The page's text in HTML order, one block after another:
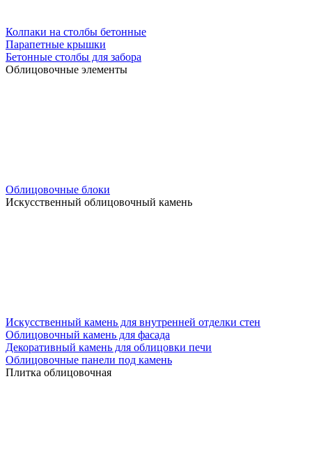
Колпаки на столбы бетонные
Парапетные крышки
Бетонные столбы для забора
Облицовочные элементы
Облицовочные блоки
Искусственный облицовочный камень
Искусственный камень для внутренней отделки стен
Облицовочный камень для фасада
Декоративный камень для облицовки печи
Облицовочные панели под камень
Плитка облицовочная